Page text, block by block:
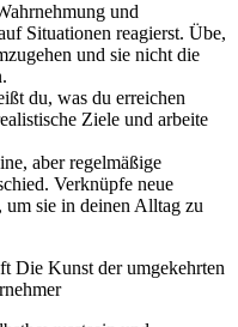
und
Situationen reagierst. Übe,
und sie nicht die
du, was du erreichen
Ziele und arbeite
aber regelmäßige
Verknüpfe neue
um sie in deinen Alltag zu